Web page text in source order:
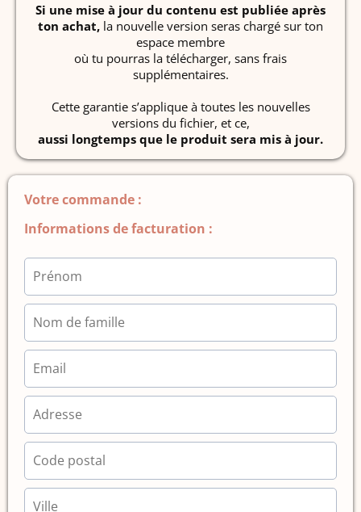
Si une mise à jour du contenu est publiée après
ton achat, la nouvelle version seras chargé sur ton
espace membre
où tu pourras la télécharger, sans frais
supplémentaires.
Cette garantie s’applique à toutes les nouvelles
versions du fichier, et ce,
aussi longtemps que le produit sera mis à jour.
Votre commande :
Informations de facturation :